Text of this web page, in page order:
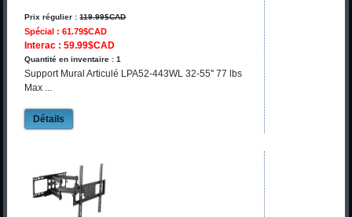
Prix régulier :119.99$CAD
Spécial : 61.79$CAD
Interac : 59.99$CAD
Quantité en inventaire : 1
Support Mural Articulé LPA52-443WL 32-55'' 77 lbs
Max ...
Détails